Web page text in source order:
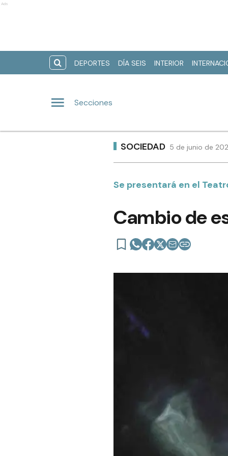
Ads
DEPORTES DÍA SEIS INTERIOR
Secciones
SOCIEDAD 5 de junio de
Se presentará en el
Cambio de